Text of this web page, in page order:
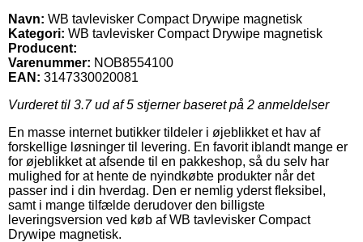
Navn: WB tavlevisker Compact Drywipe magnetisk
Kategori: WB tavlevisker Compact Drywipe magnetisk
Producent:
Varenummer: NOB8554100
EAN: 3147330020081
Vurderet til 3.7ud af 5 stjerner baseret på 2 anmeldelser
En masse internet butikker tildeler i øjeblikket et hav af
forskellige løsninger til levering. En favorit iblandt mange er
for øjeblikket at afsende til en pakkeshop, så du selv har
mulighed for at hente de nyindkøbte produkter når det
passer ind i din hverdag. Den er nemlig yderst fleksibel,
samt i mange tilfælde derudover den billigste
leveringsversion ved køb af WB tavlevisker Compact
Drywipe magnetisk.